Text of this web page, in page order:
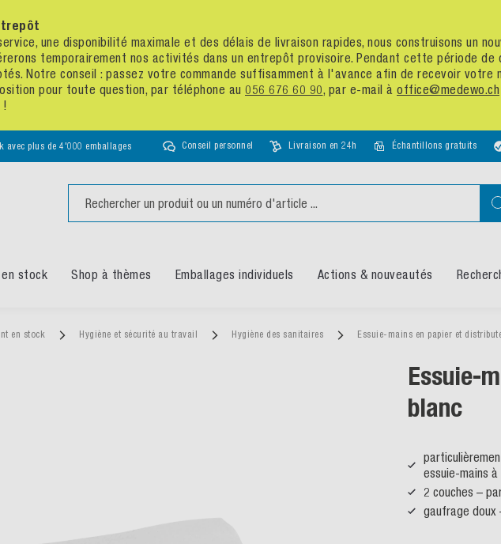
une disponibilité maximale et des délais de livraison rapides, nous construisons un
temporairement nos activités dans un entrepôt provisoire. Pendant cette période de
Notre conseil : passez votre commande suffisamment à l'avance afin de recevoir votre
pour toute question, par téléphone au 056 676 60 90, par e-mail à office@medewo.ch
!
avec plus de 4'000 emballages Conseil personnel Livraison en 24h Échantillons gratuits
stock Shop à thèmes Emballages individuels Actions & nouveautés
en stock Hygiène et sécurité au travail Hygiène des sanitaires Essuie-mains en papier et
Essuie-
blanc
essuie-mains
2 couches –
gaufrage doux